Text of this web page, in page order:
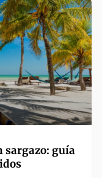
sargazo: guía